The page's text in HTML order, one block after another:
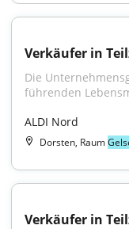
Verkäufer in
Die
führenden
ALDI Nord
Dorsten, Raum
Verkäufer in